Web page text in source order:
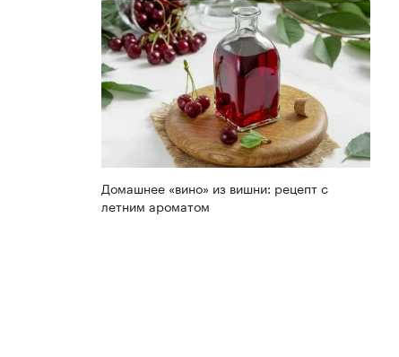
Домашнее «вино» из вишни: рецепт с
летним ароматом